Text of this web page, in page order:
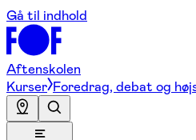
Gå til indhold
Aftenskolen
Kurser Foredrag, debat og